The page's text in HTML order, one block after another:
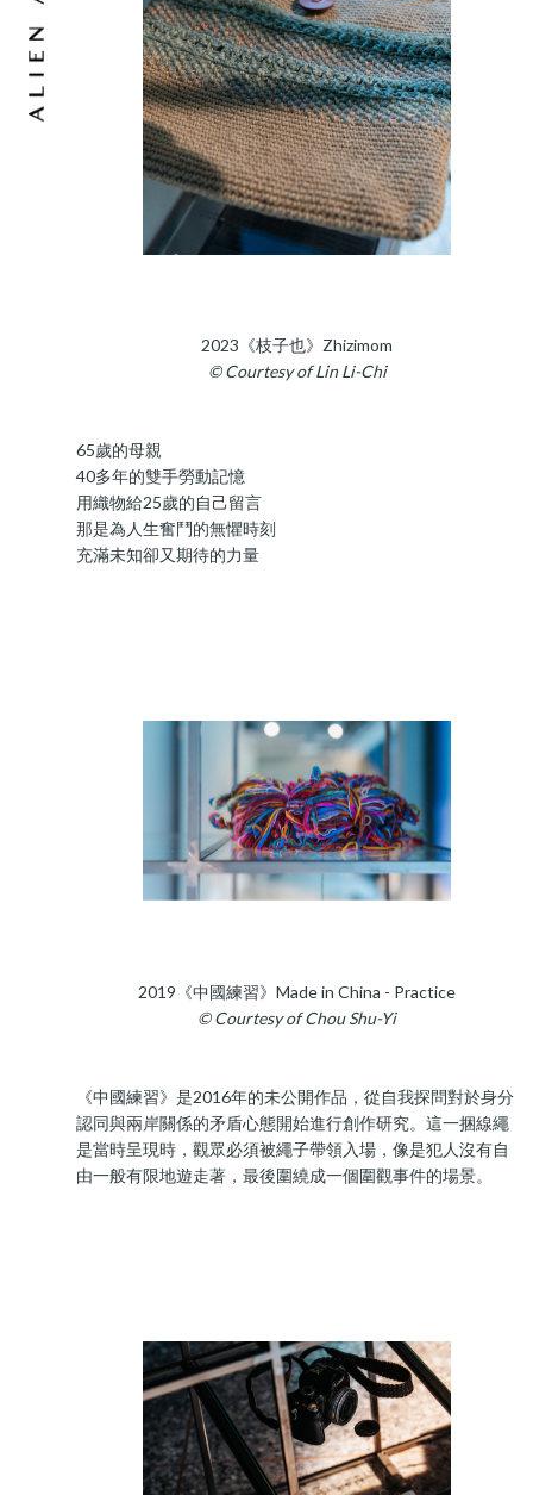
2023《枝子也》Zhizimom
© Courtesy of Lin Li-Chi
65歲的母親
40多年的雙手勞動記憶
用織物給25歲的自己留言
那是為人生奮鬥的無懼時刻
充滿未知卻又期待的力量
2019《中國練習》Made in China - Practice
© Courtesy of Chou Shu-Yi
《中國練習》是2016年的未公開作品，從自我探問對於身分
認同與兩岸關係的矛盾心態開始進行創作研究。這一捆線繩
是當時呈現時，觀眾必須被繩子帶領入場，像是犯人沒有自
由一般有限地遊走著，最後圍繞成一個圍觀事件的場景。